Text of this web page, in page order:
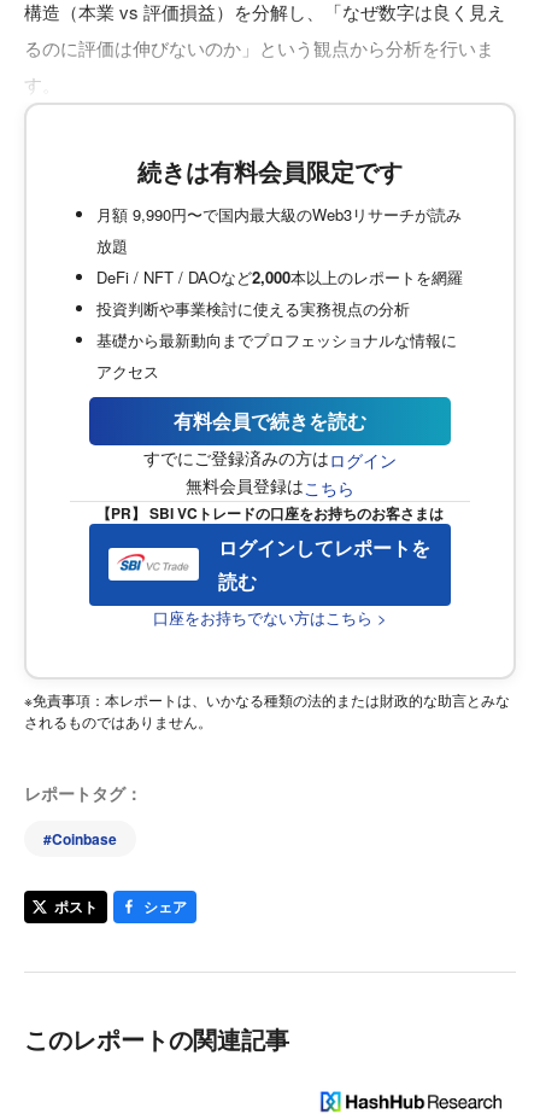
構造（本業 vs 評価損益）を分解し、「なぜ数字は良く見え
るのに評価は伸びないのか」という観点から分析を行いま
す。
続きは有料会員限定です
月額 9,990円〜で国内最大級のWeb3リサーチが読み
放題
DeFi / NFT / DAOなど2,000本以上のレポートを網羅
投資判断や事業検討に使える実務視点の分析
基礎から最新動向までプロフェッショナルな情報に
アクセス
有料会員で続きを読む
すでにご登録済みの方はログイン
無料会員登録はこちら
【PR】 SBI VCトレードの口座をお持ちのお客さまは
ログインしてレポートを
読む
口座をお持ちでない方はこちら >
※免責事項：本レポートは、いかなる種類の法的または財政的な助言とみな
されるものではありません。
レポートタグ：
#Coinbase
ポスト シェア
このレポートの関連記事